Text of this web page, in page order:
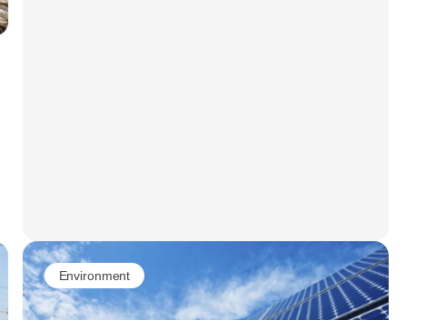
Environment